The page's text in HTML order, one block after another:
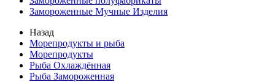
Замороженные Мучные Изделия
Назад
Морепродукты и рыба
Морепродукты
Рыба Охлаждённая
Рыба Замороженная